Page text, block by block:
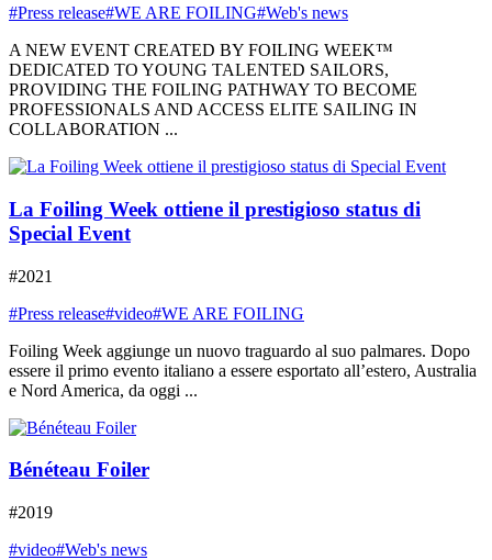
#Press release#WE ARE FOILING#Web's news
A NEW EVENT CREATED BY FOILING WEEK™
DEDICATED TO YOUNG TALENTED SAILORS,
PROVIDING THE FOILING PATHWAY TO BECOME
PROFESSIONALS AND ACCESS ELITE SAILING IN
COLLABORATION ...
La Foiling Week ottiene il prestigioso status di
Special Event
#2021
#Press release#video#WE ARE FOILING
Foiling Week aggiunge un nuovo traguardo al suo palmares. Dopo
essere il primo evento italiano a essere esportato all’estero, Australia
e Nord America, da oggi ...
Bénéteau Foiler
#2019
#video#Web's news